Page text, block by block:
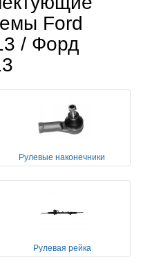
Ford
/ Форд
Рулевые наконечники
Рулевая рейка